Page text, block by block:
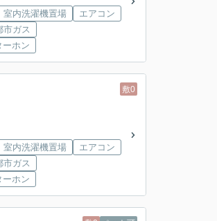
室内洗濯機置場
エアコン
市ガス
ーホン
敷0
室内洗濯機置場
エアコン
市ガス
ーホン